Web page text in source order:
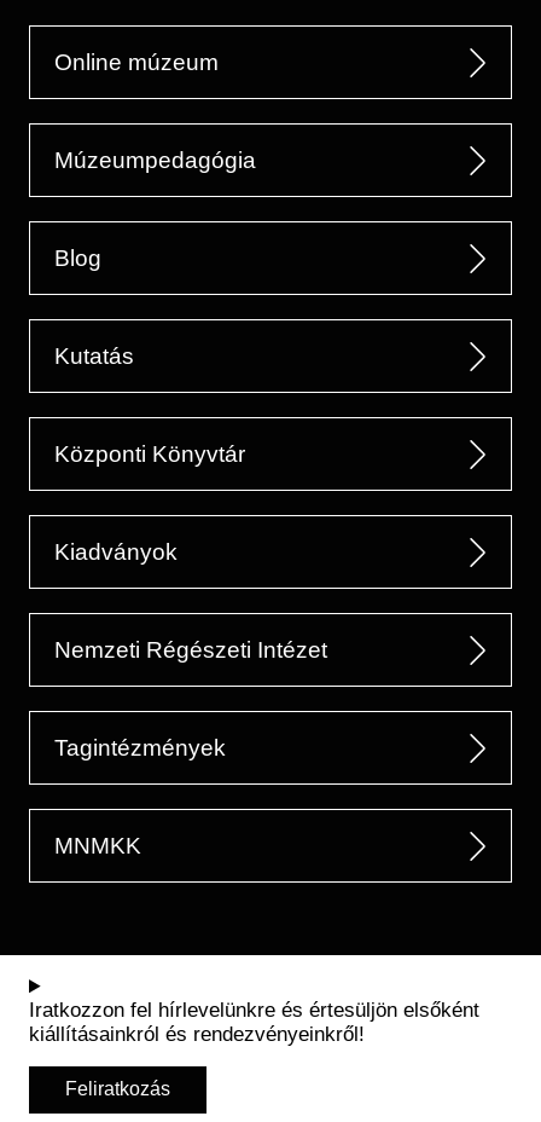
Online múzeum
Múzeumpedagógia
Blog
Kutatás
Központi Könyvtár
Kiadványok
Nemzeti Régészeti Intézet
Tagintézmények
MNMKK
Iratkozzon fel hírlevelünkre és értesüljön elsőként
kiállításainkról és rendezvényeinkről!
Feliratkozás